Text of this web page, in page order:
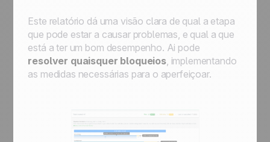
Este relatório dá uma visão clara de qual a etapa
que pode estar a causar problemas, e qual a que
está a ter um bom desempenho. Ai pode
resolver quaisquer bloqueios, implementando
as medidas necessárias para o aperfeiçoar.